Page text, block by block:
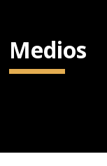
Medios